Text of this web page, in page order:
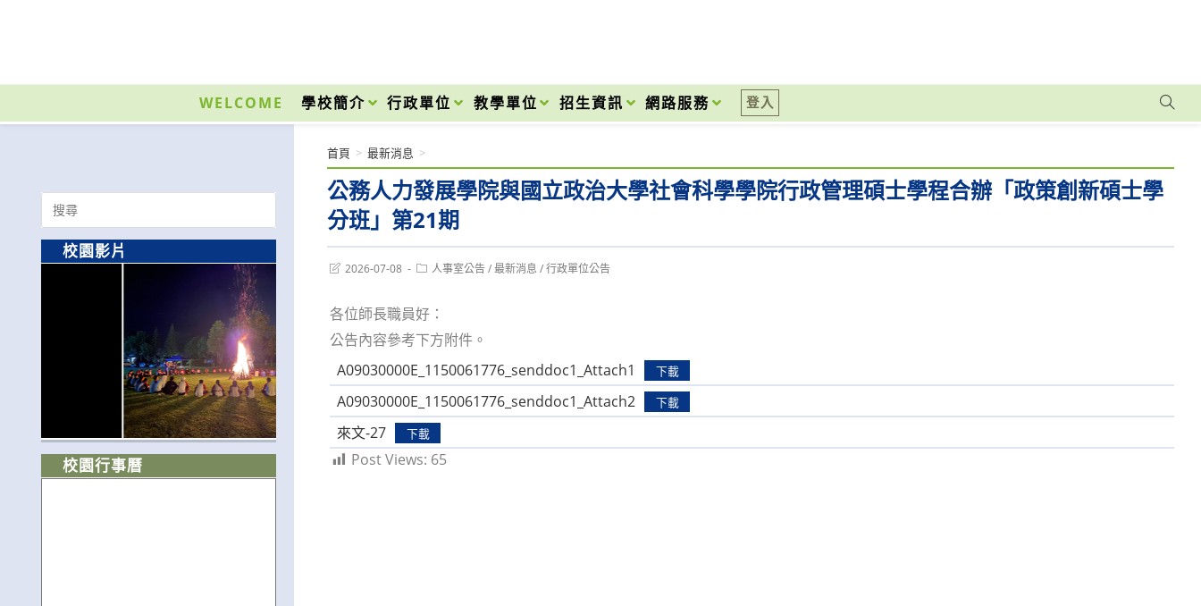
內
WELCOME 學校簡介 行政單位 教學單位 招生資訊 網路服務 登入
公務人力發展學院與國立政治大學社會科學學院行政管理碩士學程合辦「政策創新碩士學
分班」第21期
首頁 > 最新消息 >
Post2026-07-08
Post人事室公告 / 最新消息 / 行政單位公告
各位師長職員好：
公告內容參考下方附件。
A09030000E_1150061776_senddoc1_Attach1
下載
A09030000E_1150061776_senddoc1_Attach2 下載
來文-27 下載
Post Views: 65
Search
for:
校園影片
校園行事曆